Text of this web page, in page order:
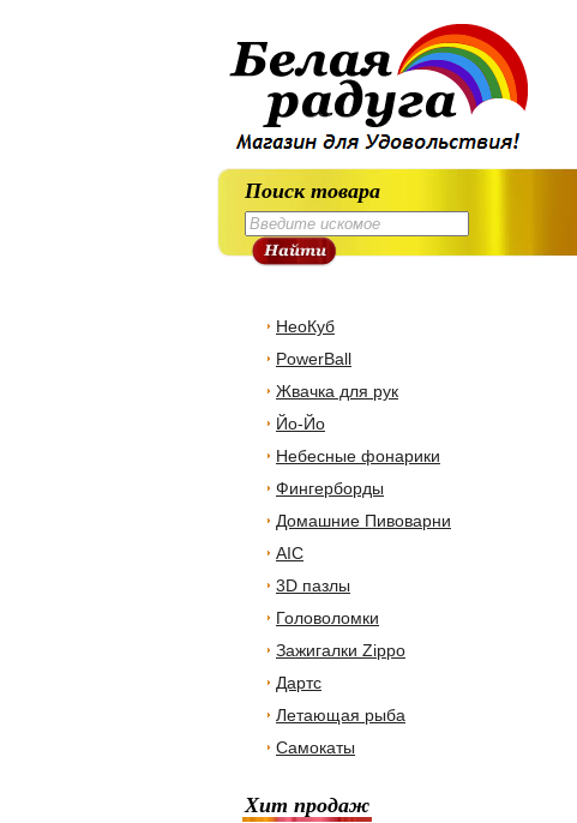
Поиск товара
НеоКуб
PowerBall
Жвачка для рук
Йо-Йо
Небесные фонарики
Фингерборды
Домашние Пивоварни
AIC
3D пазлы
Головоломки
Зажигалки Zippo
Дартс
Летающая рыба
Самокаты
Хит продаж